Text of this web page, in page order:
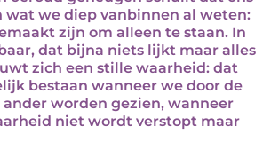
wat we diep vanbinnen al weten:
zijn om alleen te staan. In
dat bijna niets lijkt maar alles
zich een stille waarheid: dat
bestaan wanneer we door de
ander worden gezien, wanneer
niet wordt verstopt maar